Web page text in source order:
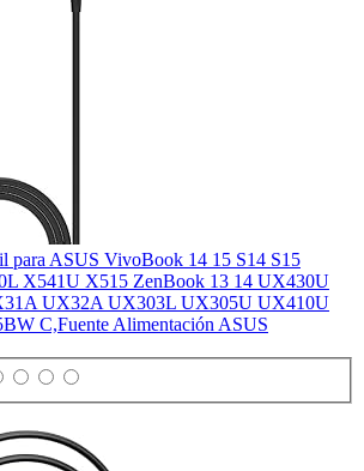
para ASUS VivoBook 14 15 S14 S15
X541U X515 ZenBook 13 14 UX430U
UX32A UX303L UX305U UX410U
C,Fuente Alimentación ASUS